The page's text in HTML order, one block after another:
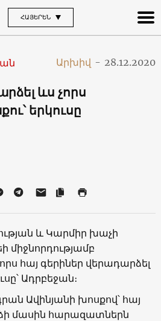
ՀԱՅԵՐԵՆ
Արխիվ - 28.12.2020
ևս չորս
երկուսը
և Կարմիր խաչի
միջնորդությամբ
հայ գերիներ վերադարձել
Ադրբեջան։
Ավինյանի խոսքով՝ հայ
մասին հարազատներն